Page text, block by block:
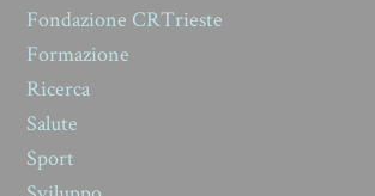
Fondazione CRTrieste
Formazione
Ricerca
Salute
Sport